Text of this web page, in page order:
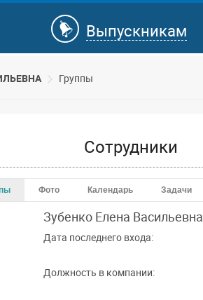
Выпускникам
Группы
Сотрудники
Фото Календарь Задачи
Зубенко Елена Васильевна
Дата последнего входа:
Должность в компании: